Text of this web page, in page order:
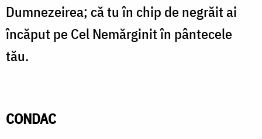
Dumnezeirea; că tu în chip de negrăit ai
încăput pe Cel Nemărginit în pântecele
tău.
CONDAC